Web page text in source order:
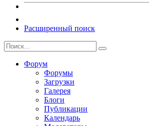
Расширенный поиск
Форум
Форумы
Загрузки
Галерея
Блоги
Публикации
Календарь